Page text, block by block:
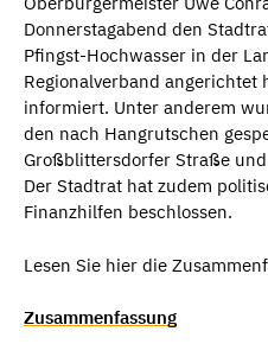
Donnerstagabend den
Pfingst-Hochwasser in der
Regionalverband angerichtet
informiert. Unter anderem
den nach Hangrutschen
Großblittersdorfer Straße
Der Stadtrat hat zudem
Finanzhilfen beschlossen.
Lesen Sie hier die
Zusammenfassung